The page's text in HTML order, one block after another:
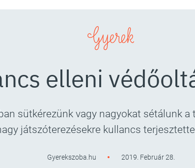
Gyerek
elleni
sütkérezünk vagy nagyokat sétálunk
játszóterezésekre kullancs
Gyerekszoba.hu 2019. Február 28.